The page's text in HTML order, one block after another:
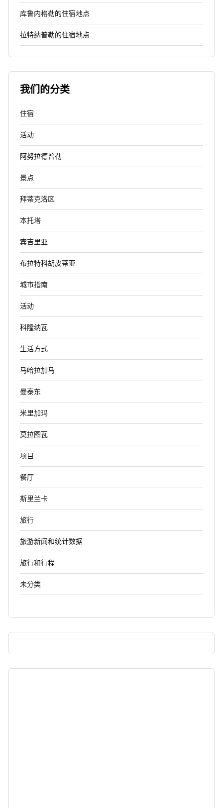
库鲁内格勒的住宿地点
拉特纳普勒的住宿地点
我们的分类
住宿
活动
阿努拉德普勒
景点
拜蒂克洛区
本托塔
宾吉里亚
布拉特科胡皮蒂亚
城市指南
活动
科隆纳瓦
生活方式
马哈拉加马
曼泰东
米里加玛
莫拉图瓦
项目
餐厅
斯里兰卡
旅行
旅游新闻和统计数据
旅行和行程
未分类